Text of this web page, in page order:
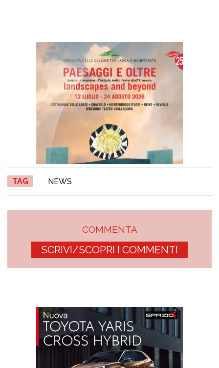
TAG NEWS
COMMENTA
SCRIVI/SCOPRI I COMMENTI